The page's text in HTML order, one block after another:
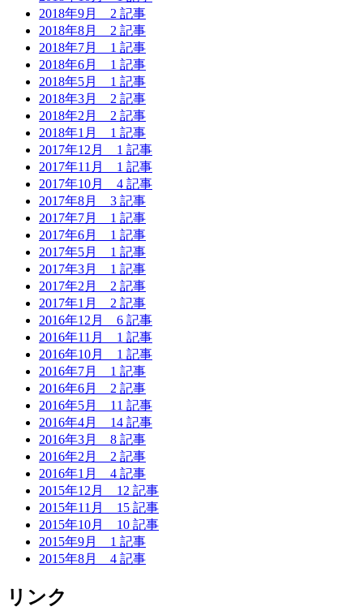
2018年9月 2 記事
2018年8月 2 記事
2018年7月 1 記事
2018年6月 1 記事
2018年5月 1 記事
2018年3月 2 記事
2018年2月 2 記事
2018年1月 1 記事
2017年12月 1 記事
2017年11月 1 記事
2017年10月 4 記事
2017年8月 3 記事
2017年7月 1 記事
2017年6月 1 記事
2017年5月 1 記事
2017年3月 1 記事
2017年2月 2 記事
2017年1月 2 記事
2016年12月 6 記事
2016年11月 1 記事
2016年10月 1 記事
2016年7月 1 記事
2016年6月 2 記事
2016年5月 11 記事
2016年4月 14 記事
2016年3月 8 記事
2016年2月 2 記事
2016年1月 4 記事
2015年12月 12 記事
2015年11月 15 記事
2015年10月 10 記事
2015年9月 1 記事
2015年8月 4 記事
リンク